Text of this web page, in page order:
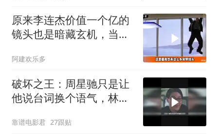
原来李连杰价值一个亿的
镜头也是暗藏玄机，当年
阿建欢乐多
破坏之王：周星驰只是让
他说台词换个语气，林国
靠谱电影君 27跟贴